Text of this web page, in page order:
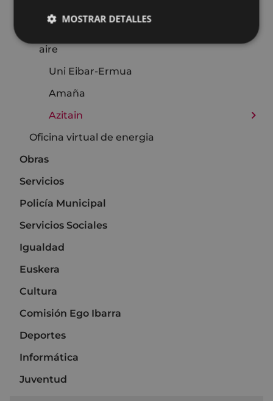
Aire
aire
Uni Eibar-Ermua
Amaña
Azitain
Oficina virtual de energia
Obras
Servicios
Policía Municipal
Servicios Sociales
Igualdad
Euskera
Cultura
Comisión Ego Ibarra
Deportes
Informática
Juventud
MOSTRAR DETALLES